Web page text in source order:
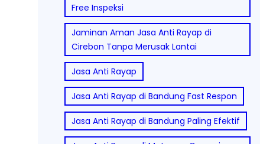
Free Inspeksi
Jaminan Aman Jasa Anti Rayap di
Cirebon Tanpa Merusak Lantai
Jasa Anti Rayap
Jasa Anti Rayap di Bandung Fast Respon
Jasa Anti Rayap di Bandung Paling Efektif